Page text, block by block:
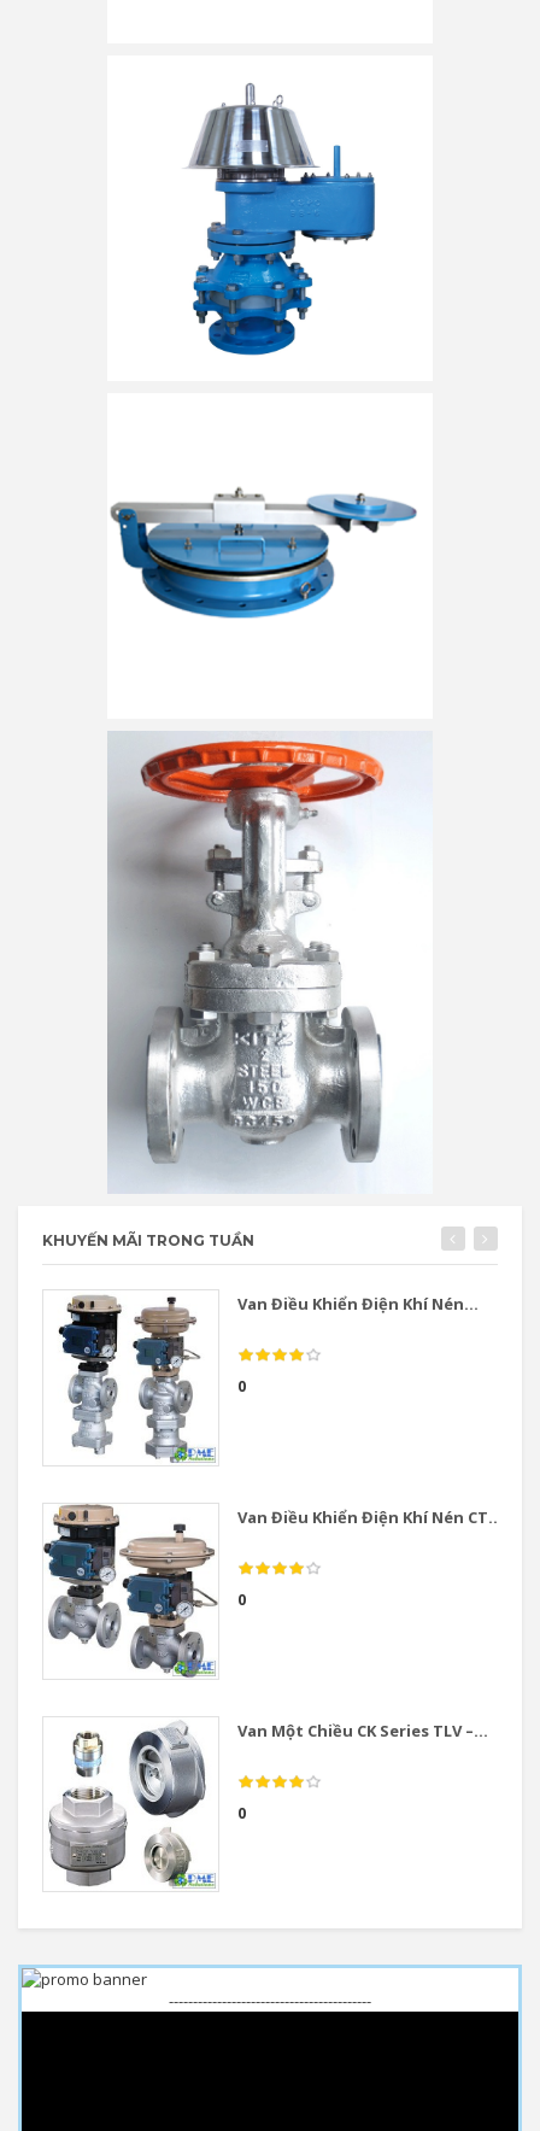
KHUYẾN MÃI TRONG TUẦN
Van Điều Khiển Điện Khí Nén...
0
Van Điều Khiển Điện Khí Nén CT...
0
Van Một Chiều CK Series TLV –...
0
------------------------------------------